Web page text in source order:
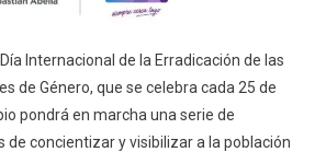
Internacional de la Erradicación de las
de Género, que se celebra cada 25 de
pondrá en marcha una serie de
de concientizar y visibilizar a la población